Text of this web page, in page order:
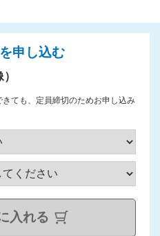
申し込む
ても、定員締切のためお申し込み
入れる